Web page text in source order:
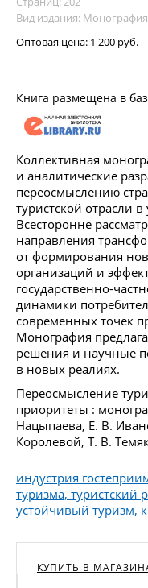
Вид издания: Монография
Оптовая цена: 1 200 руб.
Книга размещена в
Коллективная
и аналитические
переосмыслению
туристской отрасли
Всесторонне
направления
от формирования
организаций и
государственно-
динамики
современных точек
Монография
решения и научные
в новых реалиях.
Переосмысление
приоритеты :
Нацыпаева, Е. В.
Королевой, Т. В.
индустрия
туризма,
устойчивый туризм,
КУПИТЬ В